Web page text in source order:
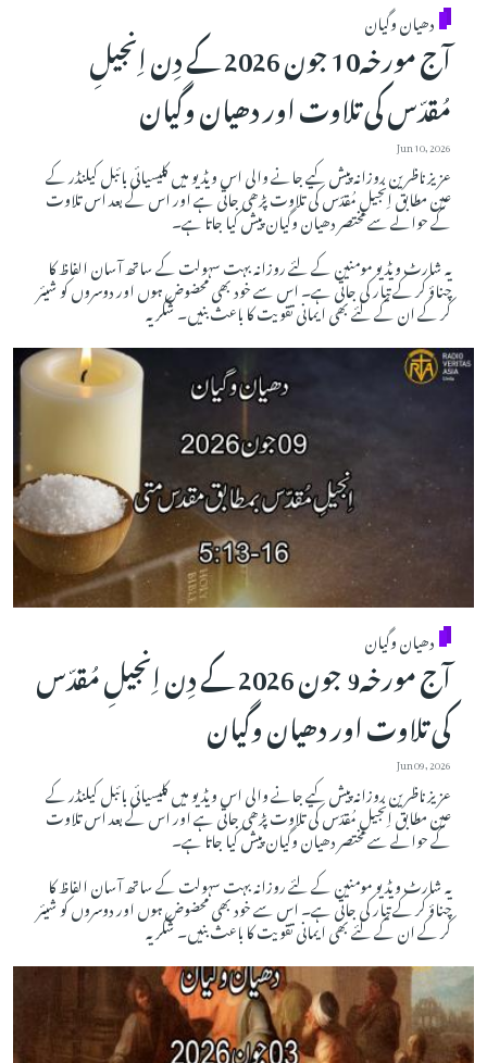
دھیان وگیان
آج مورخہ10 جون 2026 کے دِن اِنجیلِ
مُقدّس کی تلاوت اور دھیان وگیان
Jun 10, 2026
عزیز ناظرین روزانہ پیش کیے جانے والی اس ویڈیو میں کلیسیائی بائبل کیلنڈر کے
عین مطابق اِنجیلِ مُقدّس کی تلاوت پڑھی جاتی ہے اور اس کے بعد اس تلاوت
کے حوالے سے مختصر دھیان وگیان پیش کیا جاتا ہے۔
یہ شارٹ ویڈیو مومنین کے لئے روزانہ بہت سہولت کے ساتھ آسان الفاظ کا
چناؤ کر کے تیار کی جاتی ہے۔ اس سے خود بھی محضوض ہوں اور دوسروں کو شیئر
کر کے ان کے لئے بھی ایمانی تقویت کا باعث بنیں۔ شکریہ
دھیان وگیان
آج مورخہ9 جون 2026 کے دِن اِنجیلِ مُقدّس
کی تلاوت اور دھیان وگیان
Jun 09, 2026
عزیز ناظرین روزانہ پیش کیے جانے والی اس ویڈیو میں کلیسیائی بائبل کیلنڈر کے
عین مطابق اِنجیلِ مُقدّس کی تلاوت پڑھی جاتی ہے اور اس کے بعد اس تلاوت
کے حوالے سے مختصر دھیان وگیان پیش کیا جاتا ہے۔
یہ شارٹ ویڈیو مومنین کے لئے روزانہ بہت سہولت کے ساتھ آسان الفاظ کا
چناؤ کر کے تیار کی جاتی ہے۔ اس سے خود بھی محضوض ہوں اور دوسروں کو شیئر
کر کے ان کے لئے بھی ایمانی تقویت کا باعث بنیں۔ شکریہ